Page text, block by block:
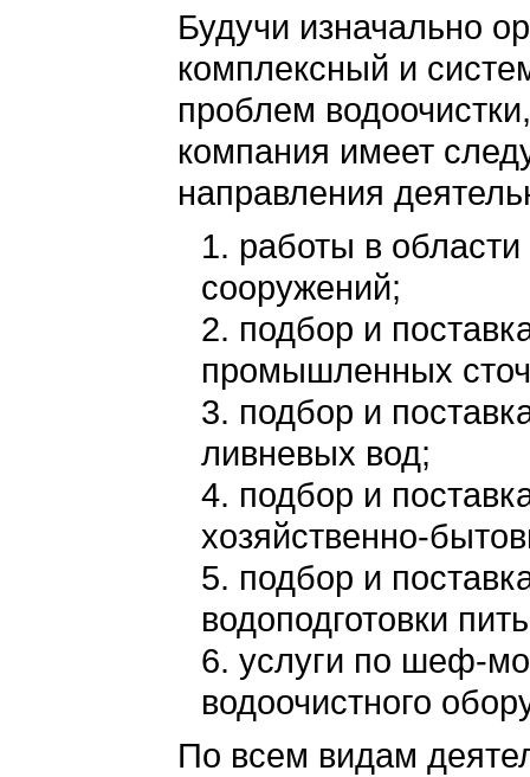
Будучи изначально
комплексный и
проблем
компания имеет
направления
работы в
сооружений;
подбор и
промышленных
подбор и
ливневых вод;
подбор и
хозяйственно-
подбор и
водоподготовки
услуги по шеф-
водоочистного
По всем видам